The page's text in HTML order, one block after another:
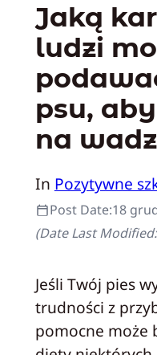
Jaką
ludzi
psu,
na
In Pozytywne
Post Date:18
(Date Last Modified:
Jeśli Twój pies
trudności z
pomocne może